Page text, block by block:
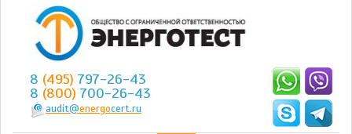
8 (495) 797-26-43
8 (800) 700-26-43
audit@energocert.ru